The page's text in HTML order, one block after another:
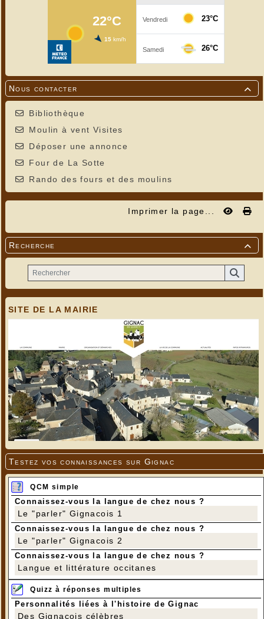

Nous contacter
Bibliothèque
Moulin à vent Visites
Déposer une annonce
Four de La Sotte
Rando des fours et des moulins
Imprimer la page...

Recherche
SITE DE LA MAIRIE
Testez vos connaissances sur Gignac
QCM simple
Connaissez-vous la langue de chez nous ?
Le "parler" Gignacois 1
Connaissez-vous la langue de chez nous ?
Le "parler" Gignacois 2
Connaissez-vous la langue de chez nous ?
Langue et littérature occitanes
Quizz à réponses multiples
Personnalités liées à l'histoire de Gignac
Des Gignacois célèbres